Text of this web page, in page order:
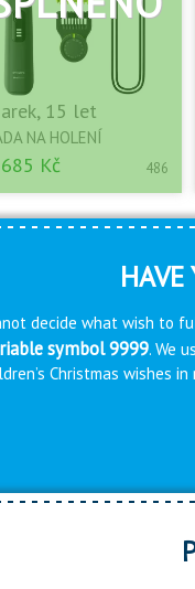
15 let
NA HOLENÍ
Kč 486
HAVE
decide what wish to
symbol 9999. We
Christmas wishes